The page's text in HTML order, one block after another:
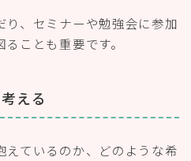
り、セミナーや勉強会に参加
ことも重要です。
える
ているのか、どのような希